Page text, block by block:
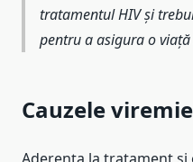
tratamentul HIV și
pentru a asigura o
Cauzele